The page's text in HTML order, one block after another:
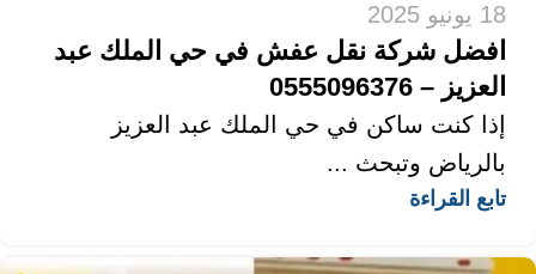
18 يونيو 2025
افضل شركة نقل عفش في حي الملك عبد
العزيز – 0555096376
إذا كنت ساكن في حي الملك عبد العزيز
بالرياض وتبحث ...
تابع القراءة